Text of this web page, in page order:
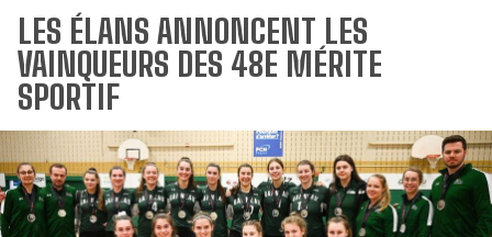
LES ÉLANS ANNONCENT LES
VAINQUEURS DES 48E MÉRITE
SPORTIF